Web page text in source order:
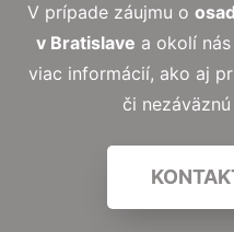
V prípade záujmu o
v Bratislave a okolí
viac informácií, ako aj
či